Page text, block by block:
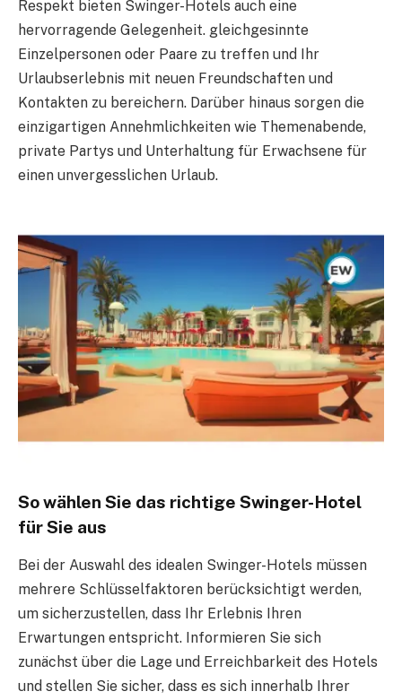
Respekt bieten Swinger-Hotels auch eine
hervorragende Gelegenheit. gleichgesinnte
Einzelpersonen oder Paare zu treffen und Ihr
Urlaubserlebnis mit neuen Freundschaften und
Kontakten zu bereichern. Darüber hinaus sorgen die
einzigartigen Annehmlichkeiten wie Themenabende,
private Partys und Unterhaltung für Erwachsene für
einen unvergesslichen Urlaub.
So wählen Sie das richtige Swinger-Hotel
für Sie aus
Bei der Auswahl des idealen Swinger-Hotels müssen
mehrere Schlüsselfaktoren berücksichtigt werden,
um sicherzustellen, dass Ihr Erlebnis Ihren
Erwartungen entspricht. Informieren Sie sich
zunächst über die Lage und Erreichbarkeit des Hotels
und stellen Sie sicher, dass es sich innerhalb Ihrer